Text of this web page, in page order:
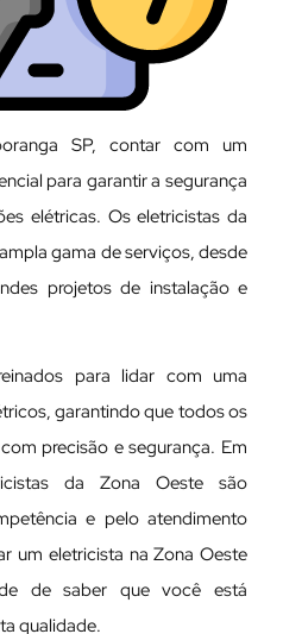
SP, contar com um
para garantir a segurança
elétricas. Os eletricistas da
gama de serviços, desde
projetos de instalação e
para lidar com uma
garantindo que todos os
precisão e segurança. Em
da Zona Oeste são
e pelo atendimento
um eletricista na Zona Oeste
de saber que você está
qualidade.